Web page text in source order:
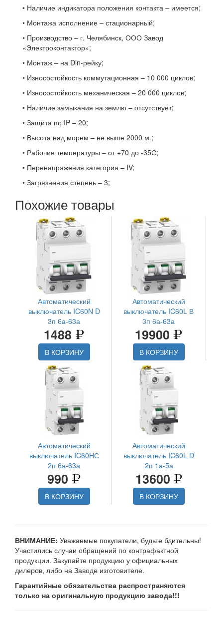
• Наличие индикатора положения контакта – имеется;
• Монтажа исполнение – стационарный;
• Производство – г. Челябинск, ООО Завод
«Электроконтактор»;
• Монтаж – на Din-рейку;
• Износостойкость коммутационная – 10 000 циклов;
• Износостойкость механическая – 20 000 циклов;
• Наличие замыкания на землю – отсутствует;
• Защита по IP – 20;
• Высота над морем – не выше 2000 м.;
• Рабочие температуры – от +70 до -35С;
• Перенапряжения категория – IV;
• Загрязнения степень – 3;
Похожие товары
Автоматический
выключатель IC60N D
3п 6а-63а
1488
В КОРЗИНУ
Автоматический
выключатель IC60L В
3п 6а-63а
19900
В КОРЗИНУ
Автоматический
выключатель IC60HС
2п 6а-63а
990
В КОРЗИНУ
Автоматический
выключатель IC60L D
2п 1а-5а
13600
В КОРЗИНУ
ВНИМАНИЕ: Уважаемые покупатели, будьте бдительны!
Участились случаи обращений по контрафактной
продукции. Закупайте продукцию у официальных
дилеров, либо на Заводе изготовителе.
Гарантийные обязательства распространяются
только на оригинальную продукцию завода!!!